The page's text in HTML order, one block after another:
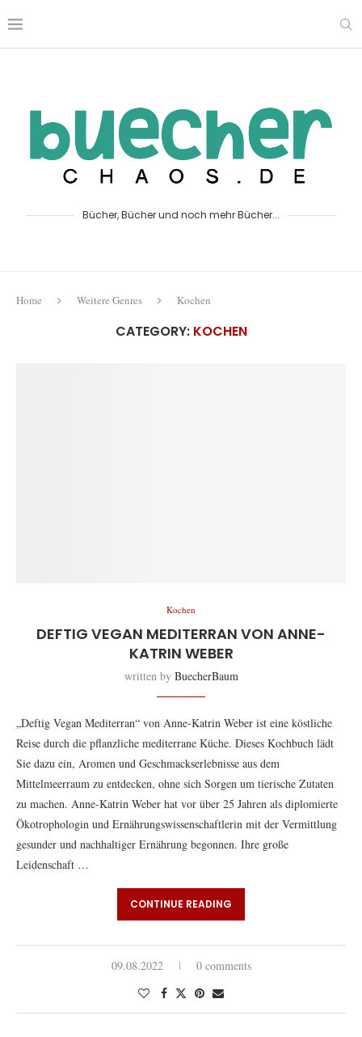
Bücher, Bücher und noch mehr Bücher...
Home Weitere Genres Kochen
CATEGORY: KOCHEN
Kochen
DEFTIG VEGAN MEDITERRAN VON ANNE-
KATRIN WEBER
written by BuecherBaum
„Deftig Vegan Mediterran“ von Anne-Katrin Weber ist eine köstliche
Reise durch die pflanzliche mediterrane Küche. Dieses Kochbuch lädt
Sie dazu ein, Aromen und Geschmackserlebnisse aus dem
Mittelmeerraum zu entdecken, ohne sich Sorgen um tierische Zutaten
zu machen. Anne-Katrin Weber hat vor über 25 Jahren als diplomierte
Ökotrophologin und Ernährungswissenschaftlerin mit der Vermittlung
gesunder und nachhaltiger Ernährung begonnen. Ihre große
Leidenschaft …
CONTINUE READING
09.08.2022 0 comments